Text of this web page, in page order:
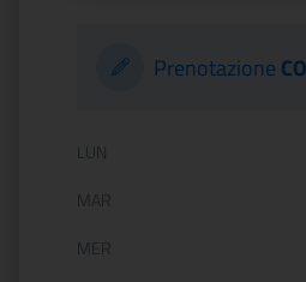
Prenotazione
Orario di
LUN
MAR
MER